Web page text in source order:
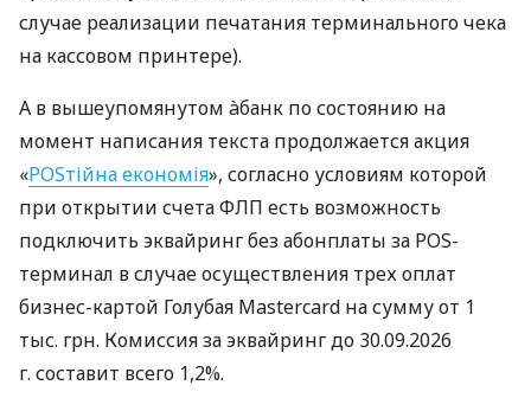
случае реализации печатания терминального чека
на кассовом принтере).
А в вышеупомянутом àбанк по состоянию на
момент написания текста продолжается акция
«POSтійна економія», согласно условиям которой
при открытии счета ФЛП есть возможность
подключить эквайринг без абонплаты за POS-
терминал в случае осуществления трех оплат
бизнес-картой Голубая Mastercard на сумму от 1
тыс. грн. Комиссия за эквайринг до 30.09.2026
г. составит всего 1,2%.